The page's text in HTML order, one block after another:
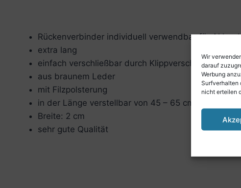
Wir
darauf
Werbung
Surfverhalten
nicht erteilen
Rückenverbinder individuell verwendbar für
extra lang
einfach verschließbar durch Klippverschluss
aus braunem Leder
mit Filzpolsterung
in der Länge verstellbar von 45 – 65 cm
Breite: 2 cm
sehr gute Qualität